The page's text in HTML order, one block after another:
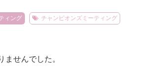
ィング チャンピオンズミーティング
ませんでした。